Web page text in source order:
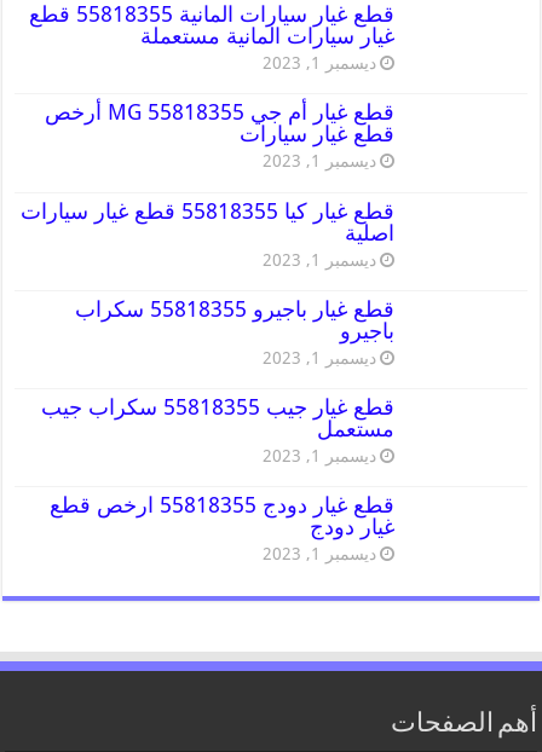
قطع غيار سيارات المانية 55818355 قطع
غيار سيارات المانية مستعملة
ديسمبر 1, 2023
قطع غيار أم جي MG 55818355 أرخص
قطع غيار سيارات
ديسمبر 1, 2023
قطع غيار كيا 55818355 قطع غيار سيارات
اصلية
ديسمبر 1, 2023
قطع غيار باجيرو 55818355 سكراب
باجيرو
ديسمبر 1, 2023
قطع غيار جيب 55818355 سكراب جيب
مستعمل
ديسمبر 1, 2023
قطع غيار دودج 55818355 ارخص قطع
غيار دودج
ديسمبر 1, 2023
أهم الصفحات